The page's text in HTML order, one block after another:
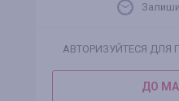
АВТОРИЗУЙТЕСЯ ДЛЯ
ДО